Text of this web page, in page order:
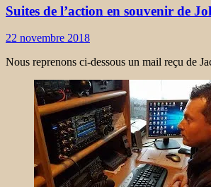
Suites de l’action en souvenir de
22 novembre 2018
Nous reprenons ci-dessous un mail reçu de